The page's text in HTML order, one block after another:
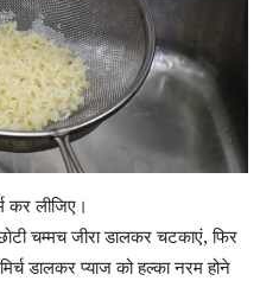
कर लीजिए।
चम्मच जीरा डालकर चटकाएं, फिर
डालकर प्याज को हल्का नरम होने